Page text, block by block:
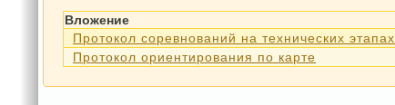
Вложение
Протокол соревнований на технических этапах
Протокол ориентирования по карте